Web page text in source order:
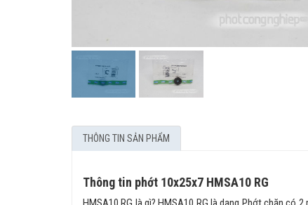
THÔNG TIN SẢN PHẨM
Thông tin phớt 10x25x7 HMSA10 RG